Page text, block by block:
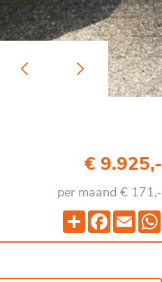
€ 9.925,-
per maand € 171,-
Deel Facebook
Email